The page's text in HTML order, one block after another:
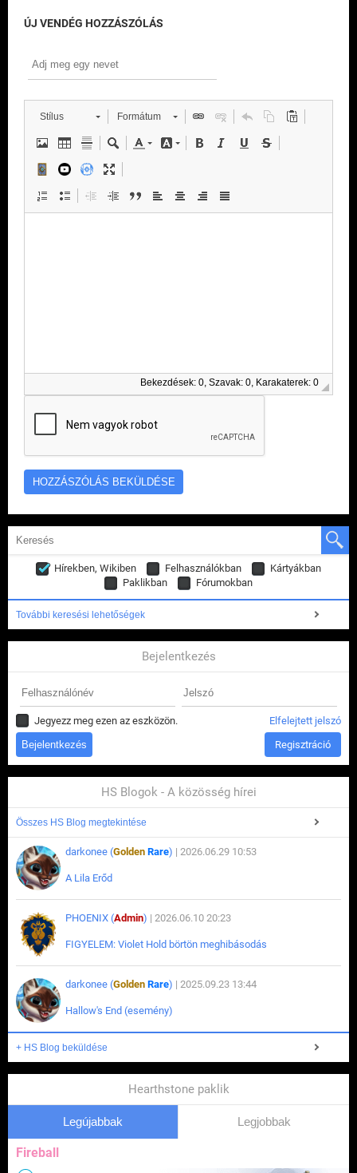
ÚJ VENDÉG HOZZÁSZÓLÁS
Stílus Formátum
Bekezdések: 0, Szavak: 0, Karakaterek: 0
Hírekben, Wikiben Felhasználókban
Kártyákban
Paklikban
Fórumokban
További keresési lehetőségek
Bejelentkezés
Jegyezz meg ezen az eszközön. Elfelejtett jelszó
Regisztráció
HS Blogok - A közösség hírei
Összes HS Blog megtekintése
darkonee (Golden Rare) | 2026.06.29 10:53
A Lila Erőd
PHOENIX (Admin) | 2026.06.10 20:23
FIGYELEM: Violet Hold börtön meghibásodás
darkonee (Golden Rare) | 2025.09.23 13:44
Hallow's End (esemény)
+ HS Blog beküldése
Hearthstone paklik
Legújabbak Legjobbak
Fireball